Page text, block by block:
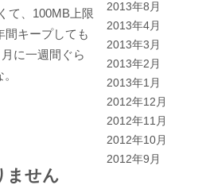
て、100MB上限
間キープしても
に一週間ぐら
ません
2013年8月
2013年4月
2013年3月
2013年2月
2013年1月
2012年12月
2012年11月
2012年10月
2012年9月